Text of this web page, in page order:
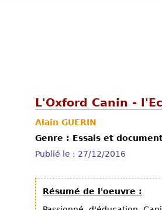
L'Oxford Canin -
Alain GUERIN
Genre : Essais et
Publié le : 27/12/2016
Résumé de l'oeuvre :